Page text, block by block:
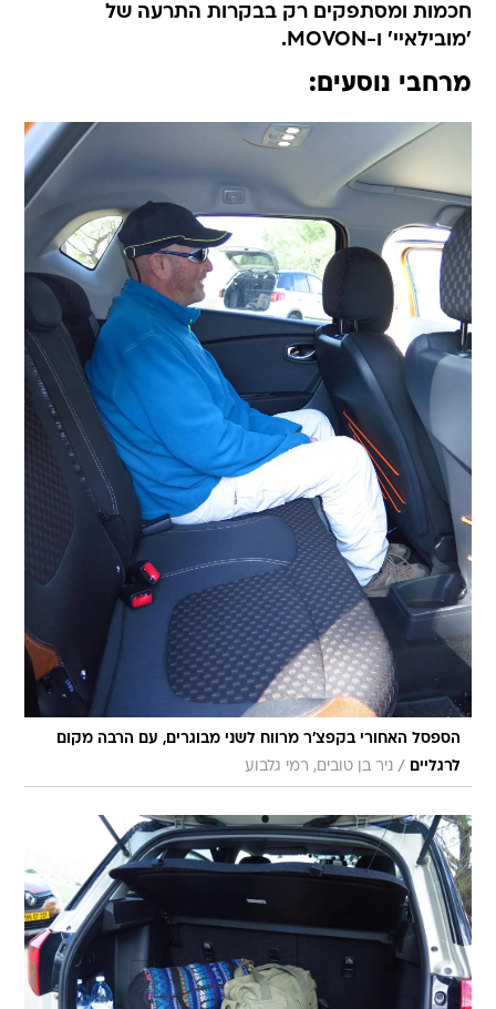
חכמות ומסתפקים רק בבקרות התרעה של
'מובילאיי' ו-MOVON.
מרחבי נוסעים:
הספסל האחורי בקפצ'ר מרווח לשני מבוגרים, עם הרבה מקום
לרגליים
/ ניר בן טובים, רמי גלבוע